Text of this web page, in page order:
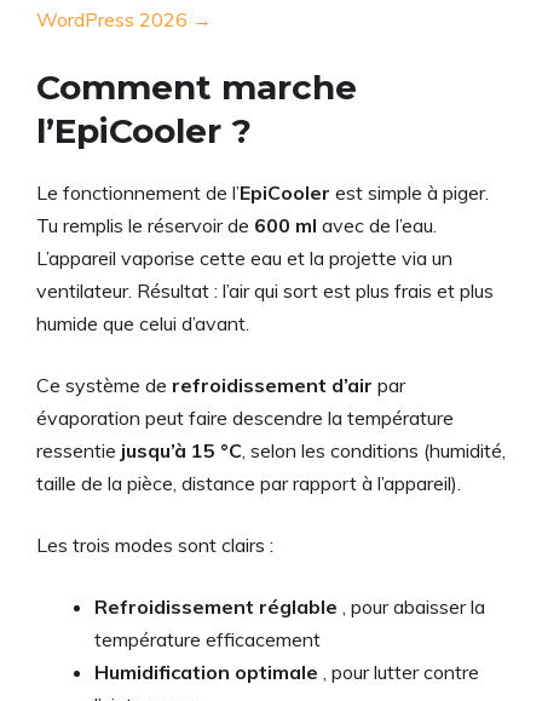
WordPress 2026 →
Comment marche
l’EpiCooler ?
Le fonctionnement de l’EpiCooler est simple à piger.
Tu remplis le réservoir de 600 ml avec de l’eau.
L’appareil vaporise cette eau et la projette via un
ventilateur. Résultat : l’air qui sort est plus frais et plus
humide que celui d’avant.
Ce système de refroidissement d’air par
évaporation peut faire descendre la température
ressentie jusqu’à 15 °C , selon les conditions (humidité,
taille de la pièce, distance par rapport à l’appareil).
Les trois modes sont clairs :
Refroidissement réglable , pour abaisser la
température efficacement
Humidification optimale , pour lutter contre